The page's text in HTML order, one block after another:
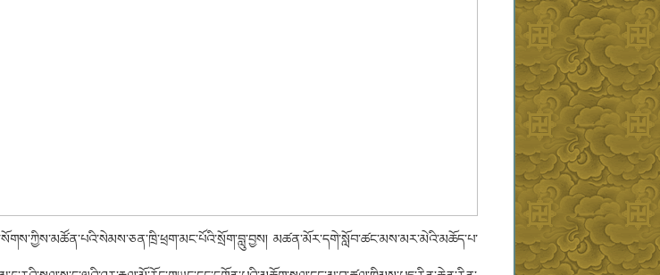
མཚན་མོར་དགེ་སློབ་ཚང་མས་མར་མེའི་མཆོད་པ་